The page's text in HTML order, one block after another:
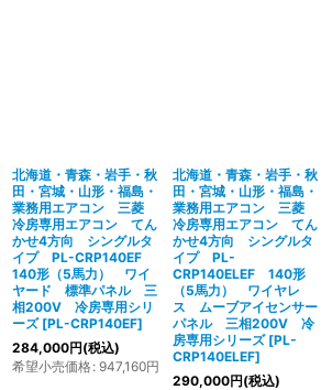
北海道・青森・岩手・秋
田・宮城・山形・福島・
業務用エアコン 三菱
冷房専用エアコン てん
かせ4方向 シングルタ
イプ PL-CRP140EF
140形（5馬力） ワイ
ヤード 標準パネル 三
相200V 冷房専用シリ
ーズ [PL-CRP140EF]
284,000円(税込)
希望小売価格: 947,160円
北海道・青森・岩手・秋
田・宮城・山形・福島・
業務用エアコン 三菱
冷房専用エアコン てん
かせ4方向 シングルタ
イプ PL-
CRP140ELEF 140形
（5馬力） ワイヤレ
ス ムーブアイセンサー
パネル 三相200V 冷
房専用シリーズ [PL-
CRP140ELEF]
290,000円(税込)